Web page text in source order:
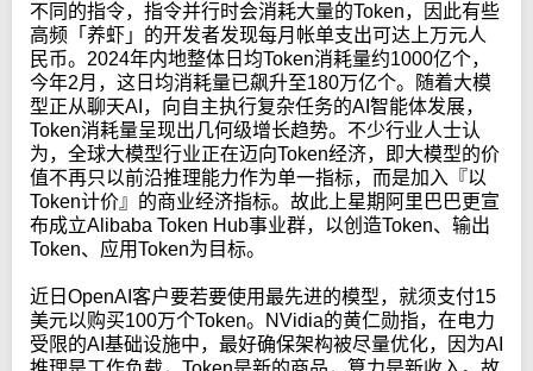
不同的指令，指令并行时会消耗大量的Token，因此有些
高频「养虾」的开发者发现每月帐单支出可达上万元人
民币。2024年内地整体日均Token消耗量约1000亿个，
今年2月，这日均消耗量已飙升至180万亿个。随着大模
型正从聊天AI，向自主执行复杂任务的AI智能体发展，
Token消耗量呈现出几何级增长趋势。不少行业人士认
为，全球大模型行业正在迈向Token经济，即大模型的价
值不再只以前沿推理能力作为单一指标，而是加入『以
Token计价』的商业经济指标。故此上星期阿里巴巴更宣
布成立Alibaba Token Hub事业群，以创造Token、输出
Token、应用Token为目标。
近日OpenAI客户要若要使用最先进的模型，就须支付15
美元以购买100万个Token。NVidia的黄仁勋指，在电力
受限的AI基础设施中，最好确保架构被尽量优化，因为AI